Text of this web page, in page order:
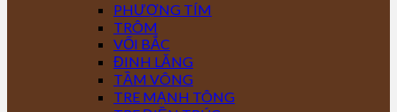
PHƯỢNG TÍM
TRÔM
VỐI BẮC
ĐINH LĂNG
TẦM VÔNG
TRE MẠNH TÔNG